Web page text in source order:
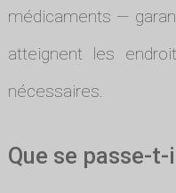
médicaments —
atteignent les
nécessaires.
Que se passe-